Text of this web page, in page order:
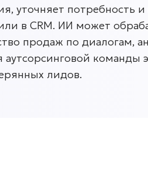
уточняет потребность
в CRM. ИИ может
продаж по диалогам,
команды
лидов.